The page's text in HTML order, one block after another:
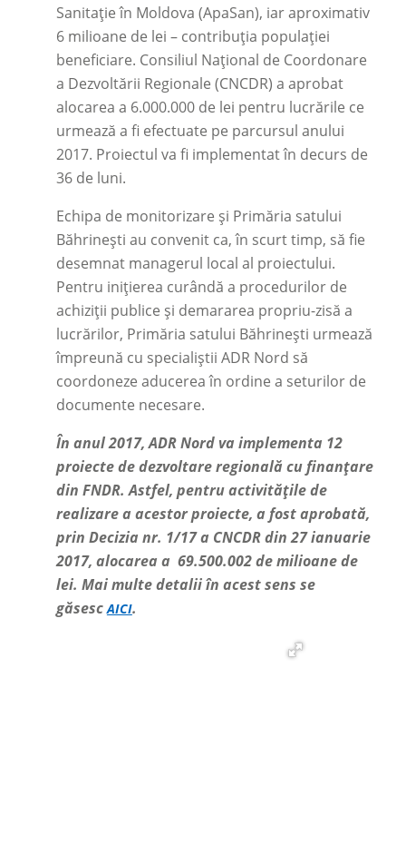
Sanitație în Moldova (ApaSan), iar aproximativ
6 milioane de lei – contribuția populației
beneficiare. Consiliul Național de Coordonare
a Dezvoltării Regionale (CNCDR) a aprobat
alocarea a 6.000.000 de lei pentru lucrările ce
urmează a fi efectuate pe parcursul anului
2017. Proiectul va fi implementat în decurs de
36 de luni.
Echipa de monitorizare și Primăria satului
Băhrinești au convenit ca, în scurt timp, să fie
desemnat managerul local al proiectului.
Pentru inițierea curândă a procedurilor de
achiziții publice și demararea propriu-zisă a
lucrărilor, Primăria satului Băhrinești urmează
împreună cu specialiștii ADR Nord să
coordoneze aducerea în ordine a seturilor de
documente necesare.
În anul 2017, ADR Nord va implementa 12
proiecte de dezvoltare regională cu finanțare
din FNDR. Astfel, pentru activitățile de
realizare a acestor proiecte, a fost aprobată,
prin Decizia nr. 1/17 a CNCDR din 27 ianuarie
2017, alocarea a 69.500.002 de milioane de
lei. Mai multe detalii în acest sens se
găsescAICI.